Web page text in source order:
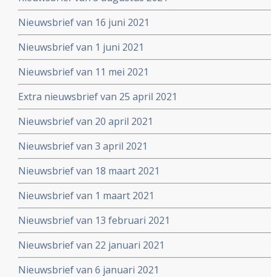
Nieuwsbrief van 16 juni 2021
Nieuwsbrief van 1 juni 2021
Nieuwsbrief van 11 mei 2021
Extra nieuwsbrief van 25 april 2021
Nieuwsbrief van 20 april 2021
Nieuwsbrief van 3 april 2021
Nieuwsbrief van 18 maart 2021
Nieuwsbrief van 1 maart 2021
Nieuwsbrief van 13 februari 2021
Nieuwsbrief van 22 januari 2021
Nieuwsbrief van 6 januari 2021